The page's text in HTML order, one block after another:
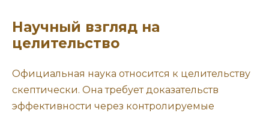
Научный взгляд на
целительство
Официальная наука относится к целительству
скептически. Она требует доказательств
эффективности через контролируемые